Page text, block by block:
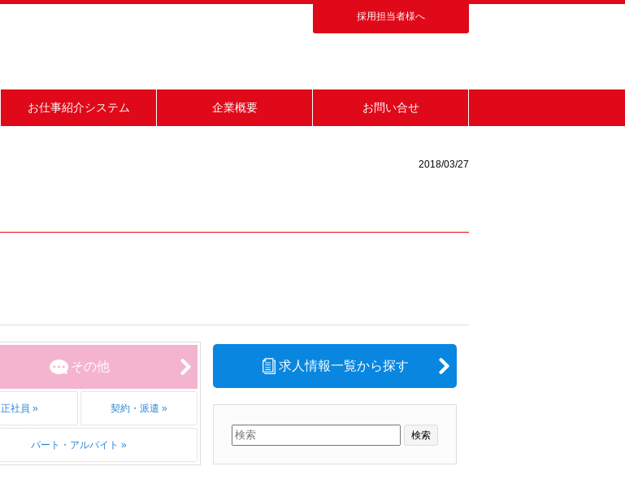
採用担当者様へ
お仕事紹介システム 企業概要 お問い合せ
2018/03/27
その他
正社員 契約・派遣
パート・アルバイト
求人情報一覧から探す